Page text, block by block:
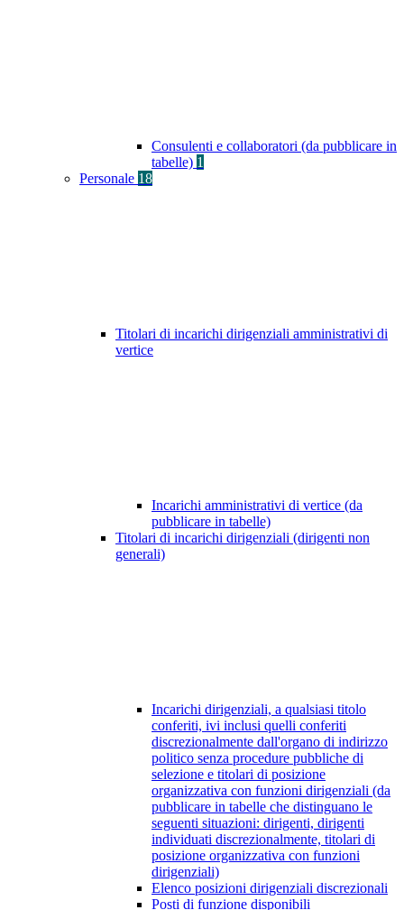
Consulenti e collaboratori (da pubblicare in
tabelle) 1
Personale 18
Titolari di incarichi dirigenziali amministrativi di
vertice
Incarichi amministrativi di vertice (da
pubblicare in tabelle)
Titolari di incarichi dirigenziali (dirigenti non
generali)
Incarichi dirigenziali, a qualsiasi titolo
conferiti, ivi inclusi quelli conferiti
discrezionalmente dall'organo di indirizzo
politico senza procedure pubbliche di
selezione e titolari di posizione
organizzativa con funzioni dirigenziali (da
pubblicare in tabelle che distinguano le
seguenti situazioni: dirigenti, dirigenti
individuati discrezionalmente, titolari di
posizione organizzativa con funzioni
dirigenziali)
Elenco posizioni dirigenziali discrezionali
Posti di funzione disponibili